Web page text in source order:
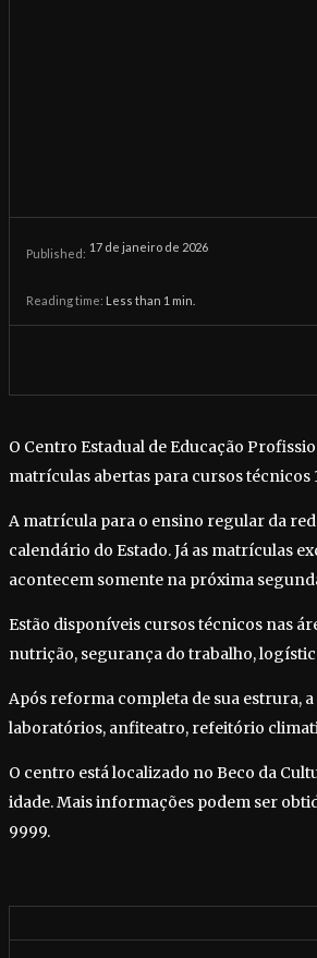
Published: 17 de janeiro de 2026
Reading time: Less than 1 min.
O Centro Estadual de Educação
matrículas abertas para cursos técnicos
A matrícula para o ensino regular da
calendário do Estado. Já as matrículas
acontecem somente na próxima
Estão disponíveis cursos técnicos nas
nutrição, segurança do trabalho,
Após reforma completa de sua estrura,
laboratórios, anfiteatro, refeitório
O centro está localizado no Beco da
idade. Mais informações podem ser
9999.